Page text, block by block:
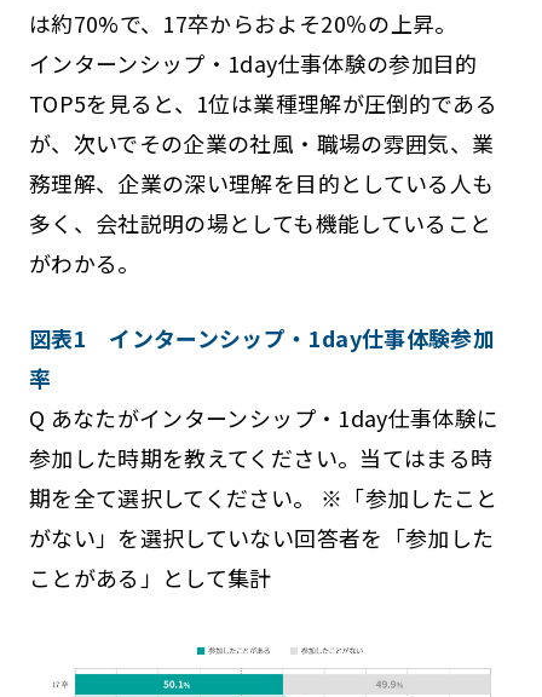
は約70%で、17卒からおよそ20％の上昇。
インターンシップ・1day仕事体験の参加目的
TOP5を見ると、1位は業種理解が圧倒的である
が、次いでその企業の社風・職場の雰囲気、業
務理解、企業の深い理解を目的としている人も
多く、会社説明の場としても機能していること
がわかる。
図表1 インターンシップ・1day仕事体験参加
率
Q あなたがインターンシップ・1day仕事体験に
参加した時期を教えてください。当てはまる時
期を全て選択してください。 ※「参加したこと
がない」を選択していない回答者を「参加した
ことがある」として集計